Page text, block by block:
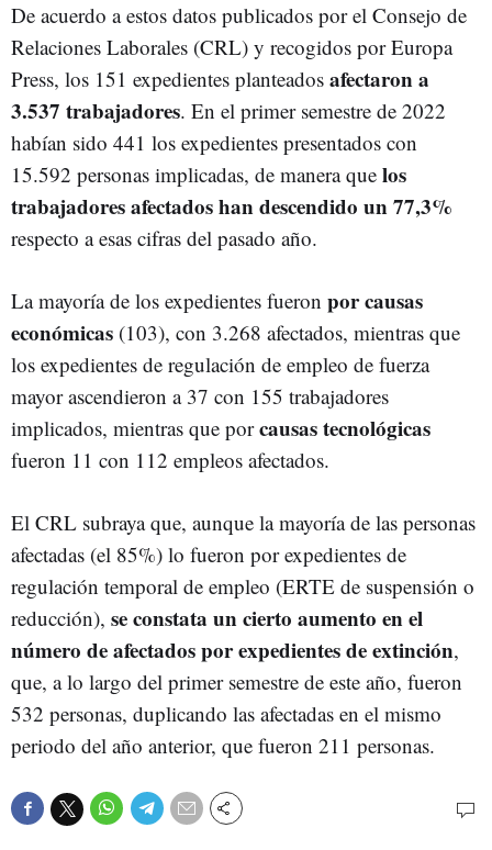
De acuerdo a estos datos publicados por el Consejo de
Relaciones Laborales (CRL) y recogidos por Europa
Press, los 151 expedientes planteados afectaron a
3.537 trabajadores. En el primer semestre de 2022
habían sido 441 los expedientes presentados con
15.592 personas implicadas, de manera que los
trabajadores afectados han descendido un 77,3%
respecto a esas cifras del pasado año.
La mayoría de los expedientes fueron por causas
económicas (103), con 3.268 afectados, mientras que
los expedientes de regulación de empleo de fuerza
mayor ascendieron a 37 con 155 trabajadores
implicados, mientras que porcausas tecnológicas
fueron 11 con 112 empleos afectados.
El CRL subraya que, aunque la mayoría de las personas
afectadas (el 85%) lo fueron por expedientes de
regulación temporal de empleo (ERTE de suspensión o
reducción), se constata un cierto aumento en el
número de afectados por expedientes de extinción,
que, a lo largo del primer semestre de este año, fueron
532 personas, duplicando las afectadas en el mismo
periodo del año anterior, que fueron 211 personas.